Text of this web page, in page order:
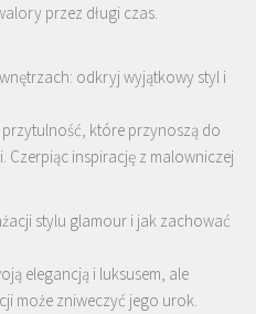
przez długi czas.
odkryj wyjątkowy styl i
które przynoszą do
Czerpiąc inspirację z malowniczej
stylu glamour i jak zachować
elegancją i luksusem, ale
może zniweczyć jego urok.